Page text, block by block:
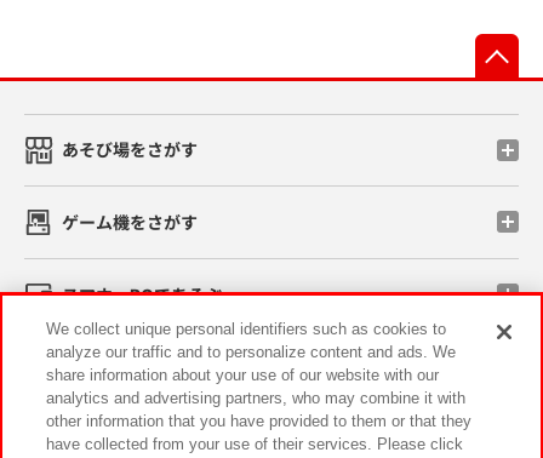
あそび場をさがす
ゲーム機をさがす
スマホ・PCであそぶ
イベント・キャンペーン
We collect unique personal identifiers such as cookies to
analyze our traffic and to personalize content and ads. We
share information about your use of our website with our
analytics and advertising partners, who may combine it with
other information that you have provided to them or that they
have collected from your use of their services. Please click